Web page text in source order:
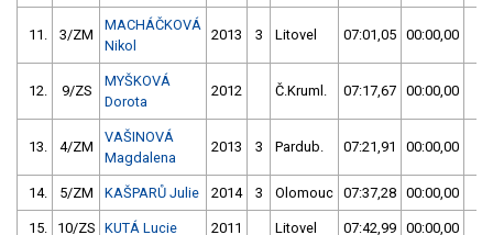
11. 3/ZM
MACHÁČKOVÁ
Nikol
2013 3 Litovel 07:01,05 00:00,00
12. 9/ZS
MYŠKOVÁ
Dorota
2012 Č.Kruml. 07:17,67 00:00,00
13. 4/ZM
VAŠINOVÁ
Magdalena
2013 3 Pardub. 07:21,91 00:00,00
14. 5/ZM KAŠPARŮ Julie 2014 3 Olomouc 07:37,28 00:00,00
15. 10/ZS KUTÁ Lucie 2011 Litovel 07:42,99 00:00,00